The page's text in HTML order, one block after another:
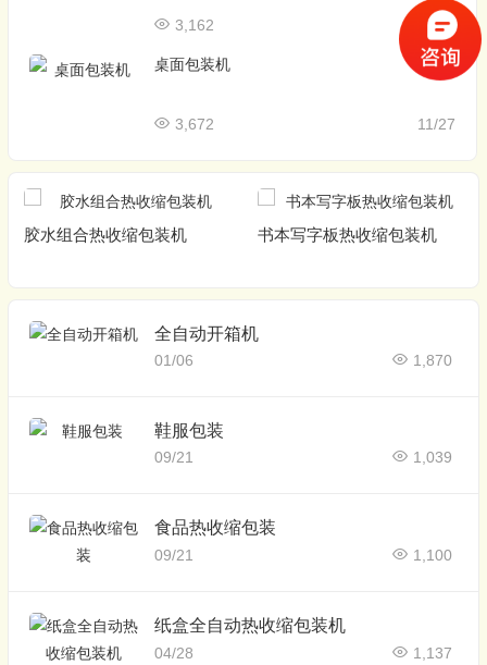
03/02
3,162
桌面包装机
11/27
3,672
胶水组合热收缩包装机 书本写字板热收缩包装机
全自动开箱机
01/06 1,870
鞋服包装
09/21 1,039
食品热收缩包装
09/21 1,100
纸盒全自动热收缩包装机
04/28 1,137